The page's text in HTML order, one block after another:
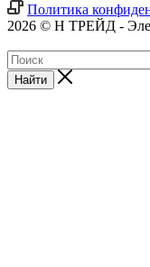
Политика
2026 © Н ТРЕЙД -
Найти